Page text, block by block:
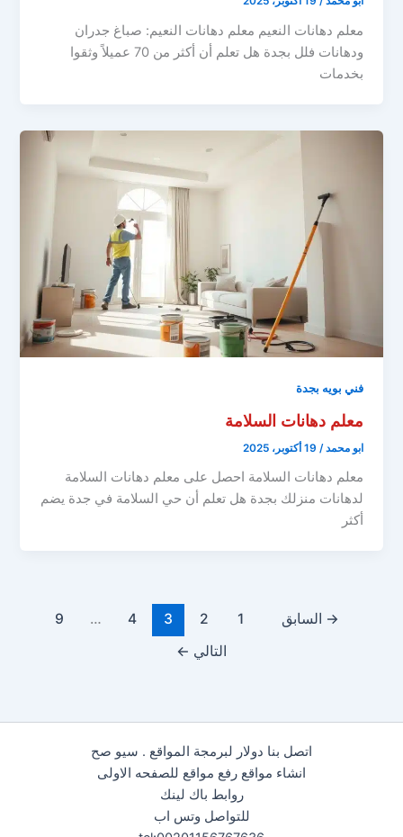
معلم دهانات النعيم معلم دهانات النعيم: صباغ جدران
ودهانات فلل بجدة هل تعلم أن أكثر من 70 عميلاً وثقوا
بخدمات
فني بويه بجدة
معلم دهانات السلامة
ابو محمد/ 19 أكتوبر، 2025
معلم دهانات السلامة احصل على معلم دهانات السلامة
لدهانات منزلك بجدة هل تعلم أن حي السلامة في جدة يضم
أكثر
→ السابق 1
2
3
4
…
9
التالي ←
اتصل بنا دولار لبرمجة المواقع . سيو صح
انشاء مواقع رفع مواقع للصفحه الاولى
روابط باك لينك
للتواصل وتس اب